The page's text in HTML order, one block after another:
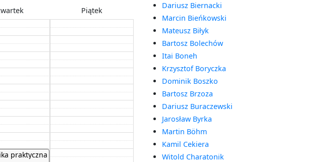
praktyczna
Piątek
Dariusz Biernacki
Marcin Bieńkowski
Mateusz Biłyk
Bartosz Bolechów
Itai Boneh
Krzysztof Boryczka
Dominik Boszko
Bartosz Brzoza
Dariusz Buraczewski
Jarosław Byrka
Martin Böhm
Kamil Cekiera
Witold Charatonik